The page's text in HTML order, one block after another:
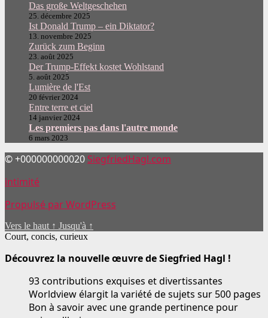
Das große Weltgeschehen
25. décembre 2025
Ist Donald Trump – ein Diktator?
13. novembre 2025
Zurück zum Beginn
23. août 2025
Der Trump-Effekt kostet Wohlstand
5. août 2025
Lumière de l'Est
20 février 2024
Entre terre et ciel
14 janvier 2024
Les premiers pas dans l'autre monde
6 mars 2023
© +000000000020 SiegfriedHagl.com
intimité
Propulsé par WordPress
Vers le haut ↑ Jusqu'à ↑
Court, concis, curieux
Découvrez la nouvelle œuvre de Siegfried Hagl !
93 contributions exquises et divertissantes
Worldview élargit la variété de sujets sur 500 pages
Bon à savoir avec une grande pertinence pour